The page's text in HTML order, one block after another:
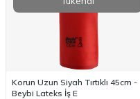
Korun Uzun Siyah Tırtıklı 45cm -
Beybi Lateks İş E